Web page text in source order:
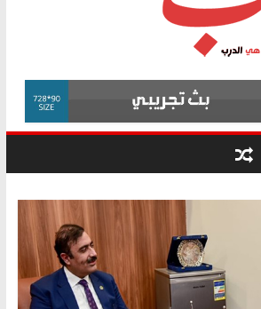
أين؟
حزب التحالف الشعبي يطلق لجنة “الحق
في الصحة” بالإسكندرية لرصد الانتهاكات
ودعم المرضى
الوزاري لمدينة الصحفيين.. وانتهاء أعمال
إنشاء المبنى الإداري
المجلس القومي لحقوق الإنسان يعلن
متابعة قضية الدكتور محمد زهران.. ويؤكد:
قرينة البراءة وضمانات المحاكمة العادلة